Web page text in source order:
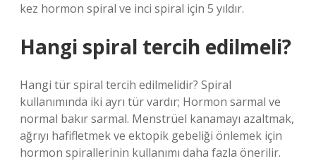
kez hormon spiral ve inci spiral için 5 yıldır.
Hangi spiral tercih edilmeli?
Hangi tür spiral tercih edilmelidir? Spiral
kullanımında iki ayrı tür vardır; Hormon sarmal ve
normal bakır sarmal. Menstrüel kanamayı azaltmak,
ağrıyı hafifletmek ve ektopik gebeliği önlemek için
hormon spirallerinin kullanımı daha fazla önerilir.